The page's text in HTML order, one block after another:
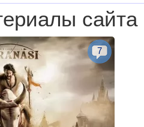
сайта
7